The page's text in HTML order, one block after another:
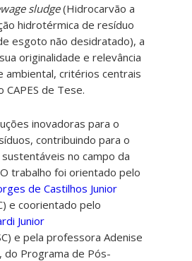
sludge(Hidrocarvão a
hidrotérmica de resíduo
esgoto não desidratado), a
originalidade e relevância
ambiental, critérios centrais
CAPES de Tese.
inovadoras para o
contribuindo para o
no campo da
O trabalho foi orientado pelo
de Castilhos Junior
e coorientado pelo
Junior
e pela professora Adenise
do Programa de Pós-